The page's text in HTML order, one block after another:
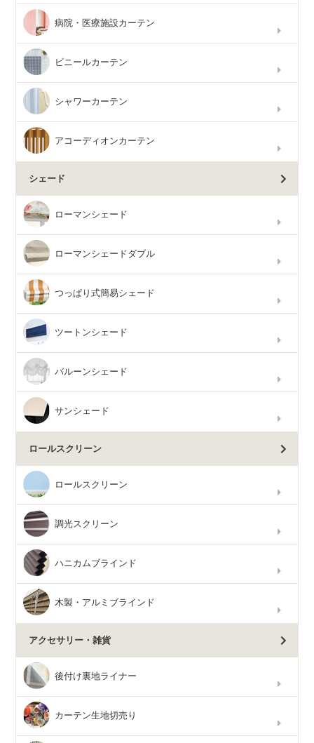
病院・医療施設カーテン
ビニールカーテン
シャワーカーテン
アコーディオンカーテン
シェード
ローマンシェード
ローマンシェードダブル
つっぱり式簡易シェード
ツートンシェード
バルーンシェード
サンシェード
ロールスクリーン
ロールスクリーン
調光スクリーン
ハニカムブラインド
木製・アルミブラインド
アクセサリー・雑貨
後付け裏地ライナー
カーテン生地切売り